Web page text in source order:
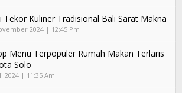
Tekor Kuliner Tradisional Bali Sarat Makna
2024 | 12:45 Pm
Menu Terpopuler Rumah Makan Terlaris
Solo
2024 | 11:35 Am